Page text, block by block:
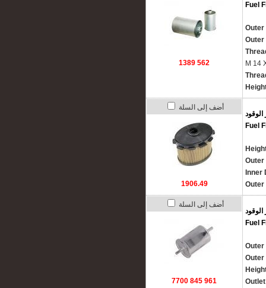
1389 562
Fuel
Outer
Outer
M 14
أضف إلى السلة
1906.49
الوقود
Fuel
Outer
Inner
Outer
أضف إلى السلة
7700 845 961
الوقود
Fuel
Outer
Outer